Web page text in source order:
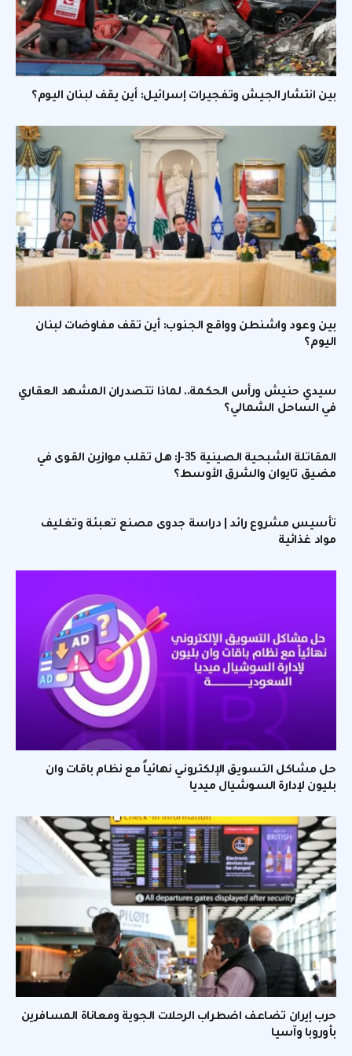
بين انتشار الجيش وتفجيرات إسرائيل: أين يقف لبنان اليوم؟
بين وعود واشنطن وواقع الجنوب: أين تقف مفاوضات لبنان
اليوم؟
سيدي حنيش ورأس الحكمة.. لماذا تتصدران المشهد العقاري
في الساحل الشمالي؟
المقاتلة الشبحية الصينية J-35: هل تقلب موازين القوى في
مضيق تايوان والشرق الأوسط؟
تأسيس مشروع رائد | دراسة جدوى مصنع تعبئة وتغليف
مواد غذائية
حل مشاكل التسويق الإلكتروني نهائياً مع نظام باقات وان
بليون لإدارة السوشيال ميديا
حرب إيران تضاعف اضطراب الرحلات الجوية ومعاناة المسافرين
بأوروبا وآسيا